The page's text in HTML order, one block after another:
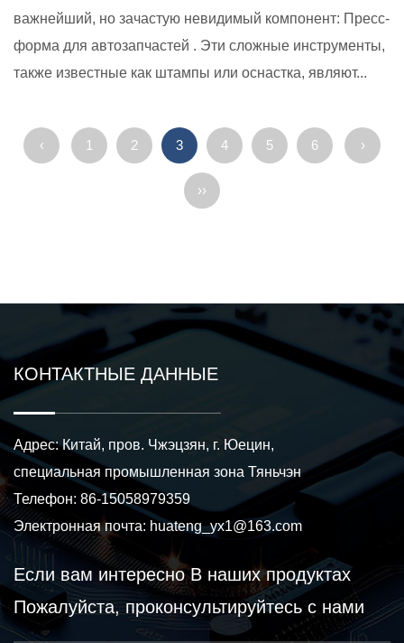
важнейший, но зачастую невидимый компонент: Пресс-
форма для автозапчастей . Эти сложные инструменты,
также известные как штампы или оснастка, являют...
‹ 1 2 3 4 5 6 ›
››
КОНТАКТНЫЕ ДАННЫЕ
Адрес: Китай, пров. Чжэцзян, г. Юецин,
специальная промышленная зона Тяньчэн
Телефон: 86-15058979359
Электронная почта: huateng_yx1@163.com
Если вам интересноВ наших продуктах
Пожалуйста, проконсультируйтесь с нами